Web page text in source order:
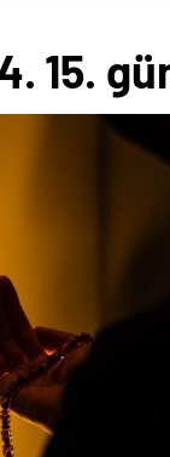
15.